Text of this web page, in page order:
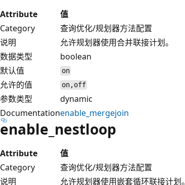
Attribute
值
Category
查询优化/规划器方法配置
说明
允许规划器使用合并联接计划。
数据类型
boolean
默认值
on
允许的值 on,off
参数类型
dynamic
Documentationenable_mergejoin
enable_nestloop
Attribute
值
Category
查询优化/规划器方法配置
说明
允许规划器使用嵌套循环联接计划。